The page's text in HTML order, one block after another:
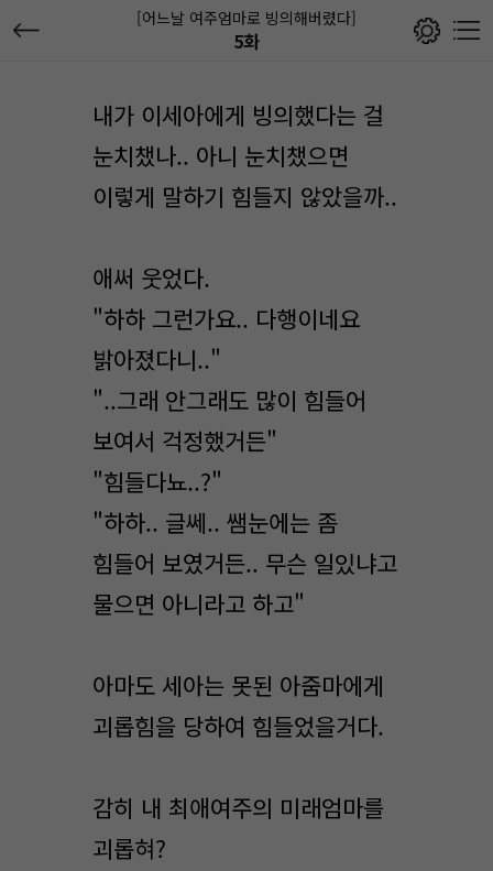
[어느날 여주엄마로 빙의해버렸다]
5화
내가 이세아에게 빙의했다는 걸
눈치챘나.. 아니 눈치챘으면
이렇게 말하기 힘들지 않았을까..
애써 웃었다.
"하하 그런가요.. 다행이네요
밝아졌다니.."
"..그래 안그래도 많이 힘들어
보여서 걱정했거든"
"힘들다뇨..?"
"하하.. 글쎄.. 쌤눈에는 좀
힘들어 보였거든.. 무슨 일있냐고
물으면 아니라고 하고"
아마도 세아는 못된 아줌마에게
괴롭힘을 당하여 힘들었을거다.
감히 내 최애여주의 미래엄마를
괴롭혀?